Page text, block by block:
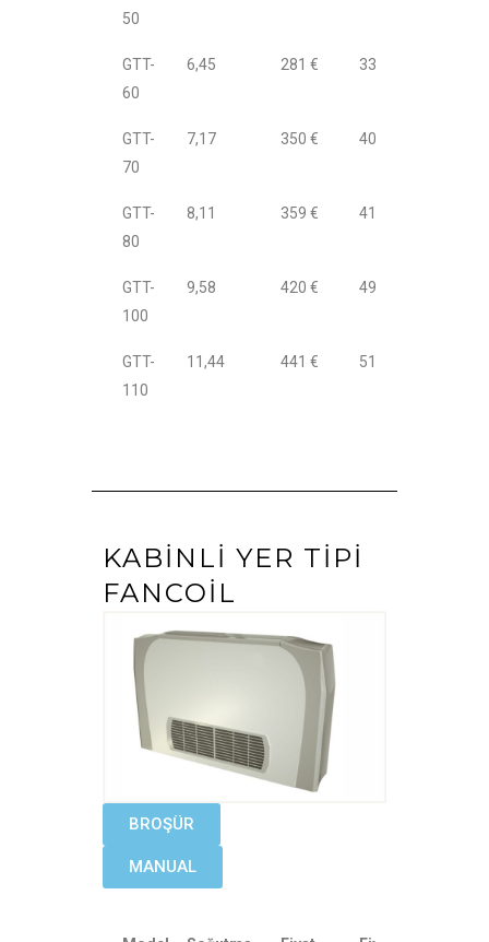
50
GTT-
60
6,45 281 € 334 €
GTT-
70
7,17 350 € 407 €
GTT-
80
8,11 359 € 418 €
GTT-
100
9,58 420 € 492 €
GTT-
110
11,44 441 € 515 €
KABINLI YER TIPI
FANCOIL
BROŞÜR
MANUAL